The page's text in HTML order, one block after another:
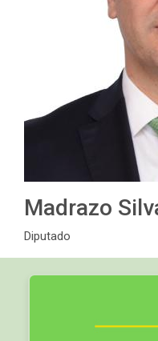
Madrazo
Diputado